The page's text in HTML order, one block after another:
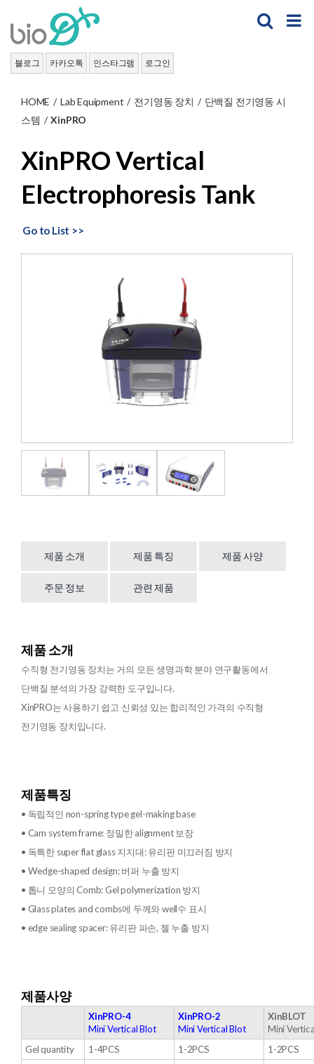
content
블로그 카카오톡 인스타그램 로그인
HOME / Lab Equipment / 전기영동 장치 / 단백질 전기영동 시
스템 / XinPRO
XinPRO Vertical
Electrophoresis Tank
Go to List >>
제품 소개 제품 특징 제품 사양
주문 정보 관련 제품
제품 소개
수직형 전기영동 장치는 거의 모든 생명과학 분야 연구활동에서
단백질 분석의 가장 강력한 도구입니다.
XinPRO는 사용하기 쉽고 신뢰성 있는 합리적인 가격의 수직형
전기영동 장치입니다.
제품특징
• 독립적인 non-spring type gel-making base
• Cam system frame: 정밀한 alignment 보장
• 독특한 super flat glass 지지대: 유리판 미끄러짐 방지
• Wedge-shaped design: 버퍼 누출 방지
• 톱니 모양의 Comb: Gel polymerization 방지
• Glass plates and combs에 두께와 well수 표시
• edge sealing spacer: 유리판 파손, 젤 누출 방지
제품사양
XinPRO-4
Mini Vertical Blot
XinPRO-2
Mini Vertical Blot
XinBLOT
Mini
Gel quantity
1-4PCS 1-2PCS 1-2PCS